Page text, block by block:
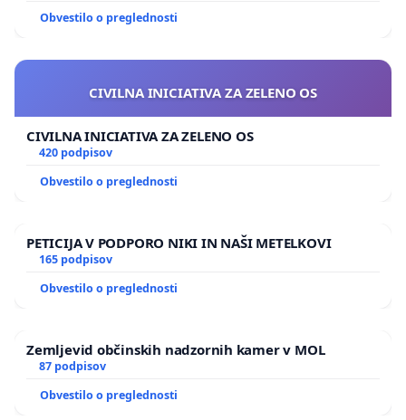
Obvestilo o preglednosti
CIVILNA INICIATIVA ZA ZELENO OS
CIVILNA INICIATIVA ZA ZELENO OS
420 podpisov
Obvestilo o preglednosti
PETICIJA V PODPORO NIKI IN NAŠI METELKOVI
165 podpisov
Obvestilo o preglednosti
Zemljevid občinskih nadzornih kamer v MOL
87 podpisov
Obvestilo o preglednosti